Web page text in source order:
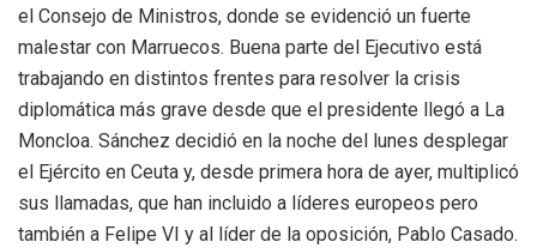
el Consejo de Ministros, donde se evidenció un fuerte
malestar con Marruecos. Buena parte del Ejecutivo está
trabajando en distintos frentes para resolver la crisis
diplomática más grave desde que el presidente llegó a La
Moncloa. Sánchez decidió en la noche del lunes desplegar
el Ejército en Ceuta y, desde primera hora de ayer, multiplicó
sus llamadas, que han incluido a líderes europeos pero
también a Felipe VI y al líder de la oposición, Pablo Casado.